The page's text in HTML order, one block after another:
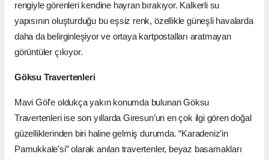
rengiyle görenleri kendine hayran bırakıyor. Kalkerli su
yapısının oluşturduğu bu eşsiz renk, özellikle güneşli havalarda
daha da belirginleşiyor ve ortaya kartpostalları aratmayan
görüntüler çıkıyor.
Göksu Travertenleri
Mavi Göl’e oldukça yakın konumda bulunan Göksu
Travertenleri ise son yıllarda Giresun’un en çok ilgi gören doğal
güzelliklerinden biri haline gelmiş durumda. “Karadeniz’in
Pamukkale’si” olarak anılan travertenler, beyaz basamakları